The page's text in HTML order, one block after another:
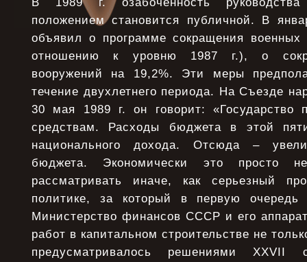
положением становится публичной. В
объявил о программе сокращения
отношению к уровню 1987 г.), о
вооружений на 19,2%. Эти меры
течение двухлетнего периода. На Съезде
30 мая 1989 г. он говорит: «Государство
средствам. Расходы бюджета в этой
национального дохода. Отсюда –
бюджета. Экономически это просто
рассматривать иначе, как серьезный
политике, за который в первую очередь
Министерство финансов СССР и его
работ в капитальном строительстве не
предусматривалось решениями XXVII